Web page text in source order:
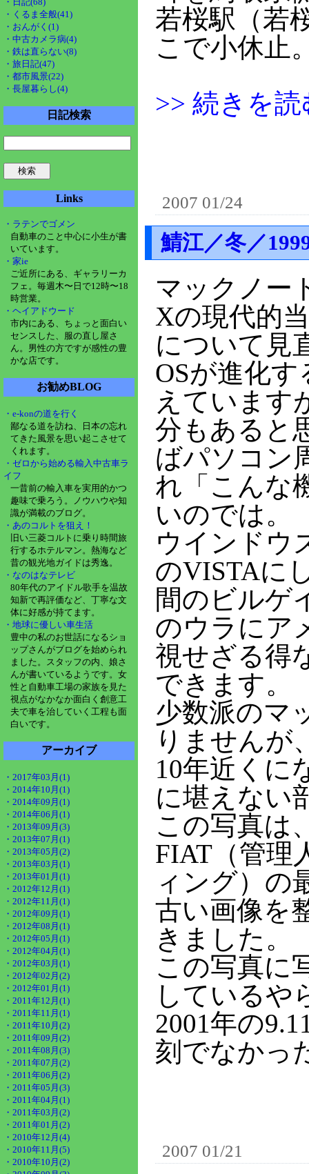
・くるま全般(41)
・おんがく(1)
・中古カメラ病(4)
・鉄は直らない(8)
・旅日記(47)
・都市風景(22)
・長屋暮らし(4)
日記検索
Links
・ラテンでゴメン
自動車のこと中心に小生が書
いています。
・家ie
ご近所にある、ギャラリーカ
フェ。毎週木〜日で12時〜18
時営業。
・ヘイアドウード
市内にある、ちょっと面白い
センスした、服の直し屋さ
ん。男性の方ですが感性の豊
かな店です。
お勧めBLOG
・e-konの道を行く
鄙なる道を訪ね、日本の忘れ
てきた風景を思い起こさせて
くれます。
・ゼロから始める輸入中古車ラ
イフ
一昔前の輸入車を実用的かつ
趣味で乗ろう。ノウハウや知
識が満載のブログ。
・あのコルトを狙え！
旧い三菱コルトに乗り時間旅
行するホテルマン。熱海など
昔の観光地ガイドは秀逸。
・なのはなテレビ
80年代のアイドル歌手を温故
知新で再評価など、丁寧な文
体に好感が持てます。
・地球に優しい車生活
豊中の私のお世話になるショ
ップさんがブログを始められ
ました。スタッフの内、娘さ
んが書いているようです。女
性と自動車工場の家族を見た
視点がなかなか面白く創意工
夫で車を治していく工程も面
白いです。
アーカイブ
・2017年03月(1)
・2014年10月(1)
・2014年09月(1)
・2014年06月(1)
・2013年09月(3)
・2013年07月(1)
・2013年05月(2)
・2013年03月(1)
・2013年01月(1)
・2012年12月(1)
・2012年11月(1)
・2012年09月(1)
・2012年08月(1)
・2012年05月(1)
・2012年04月(1)
・2012年03月(1)
・2012年02月(2)
・2012年01月(1)
・2011年12月(1)
・2011年11月(1)
・2011年10月(2)
・2011年09月(2)
・2011年08月(3)
・2011年07月(2)
・2011年06月(2)
・2011年05月(3)
・2011年04月(1)
・2011年03月(2)
・2011年01月(2)
・2010年12月(4)
・2010年11月(5)
・2010年10月(2)
若桜駅（若
こで小休止
>> 続きを読
2007 01/24
鯖江／冬／
マックノー
Xの現代的
について見
OSが進化
えています
分もあると
ばパソコン
れ「こんな
いのでは。
ウインドウ
のVISTAに
間のビルゲ
のウラにア
視せざる得
できます。
少数派のマ
りませんが
10年近くに
に堪えない
この写真は
FIAT（管理
ィング）の
古い画像を
きました。
この写真に
しているや
2001年の
刻でなかっ
2007 01/21